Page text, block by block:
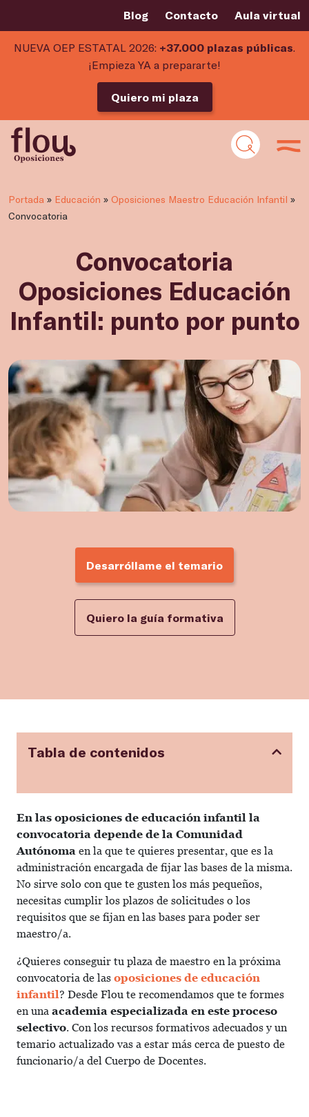
Blog Contacto Aula virtual
NUEVA OEP ESTATAL 2026: +37.000 plazas públicas.
¡Empieza YA a prepararte!
Quiero mi plaza
Portada » Educación » Oposiciones Maestro Educación Infantil »
Convocatoria
Convocatoria
Oposiciones Educación
Infantil: punto por punto
Desarróllame el temario
Quiero la guía formativa
Tabla de contenidos
En las oposiciones de educación infantil la
convocatoria depende de la Comunidad
Autónoma en la que te quieres presentar, que es la
administración encargada de fijar las bases de la misma.
No sirve solo con que te gusten los más pequeños,
necesitas cumplir los plazos de solicitudes o los
requisitos que se fijan en las bases para poder ser
maestro/a.
¿Quieres conseguir tu plaza de maestro en la próxima
convocatoria de las oposiciones de educación
infantil? Desde Flou te recomendamos que te formes
en una academia especializada en este proceso
selectivo. Con los recursos formativos adecuados y un
temario actualizado vas a estar más cerca de puesto de
funcionario/a del Cuerpo de Docentes.